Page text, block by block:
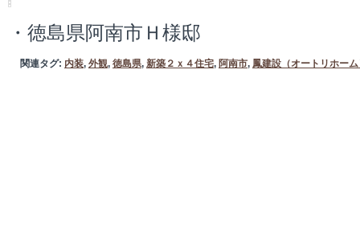
・徳島県阿南市Ｈ様邸
関連タグ: 内装, 外観, 徳島県, 新築２ｘ４住宅, 阿南市, 鳳建設（オートリホー